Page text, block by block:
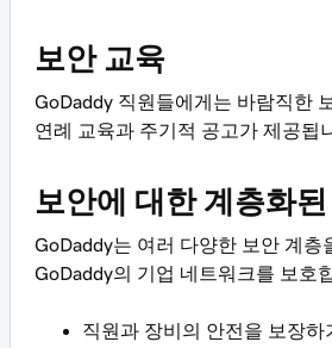
보안 교육
GoDaddy 직원들에게는 바람직한
연례 교육과 주기적 공고가 제공됩
보안에 대한 계층화
GoDaddy는 여러 다양한 보안 계층
GoDaddy의 기업 네트워크를 보호
직원과 장비의 안전을 보장하